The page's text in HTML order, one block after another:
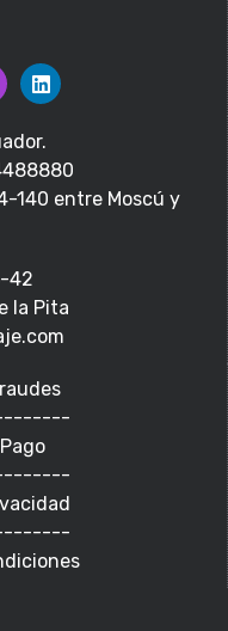
140 entre Moscú y
42
la Pita